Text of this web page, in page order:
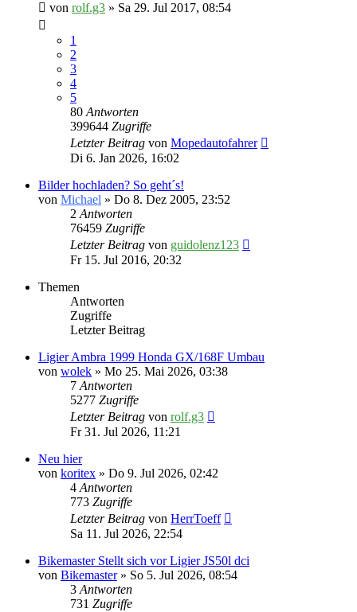
von rolf.g3 » Sa 29. Jul 2017, 08:54
1
2
3
4
5
80Antworten
399644 Zugriffe
Letzter Beitrag von Mopedautofahrer
Di 6. Jan 2026, 16:02
Bilder hochladen? So geht´s!
von Michael » Do 8. Dez 2005, 23:52
2Antworten
76459 Zugriffe
Letzter Beitrag von guidolenz123
Fr 15. Jul 2016, 20:32
Themen
Antworten
Zugriffe
Letzter Beitrag
Ligier Ambra 1999 Honda GX/168F Umbau
von wolek » Mo 25. Mai 2026, 03:38
7Antworten
5277 Zugriffe
Letzter Beitrag von rolf.g3
Fr 31. Jul 2026, 11:21
Neu hier
von koritex » Do 9. Jul 2026, 02:42
4Antworten
773 Zugriffe
Letzter Beitrag von HerrToeff
Sa 11. Jul 2026, 22:54
Bikemaster Stellt sich vor Ligier JS50l dci
von Bikemaster» So 5. Jul 2026, 08:54
3Antworten
731 Zugriffe